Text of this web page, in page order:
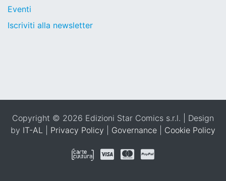
Eventi
Iscriviti alla newsletter
Copyright © 2026 Edizioni Star Comics s.r.l. | Design
by IT-AL Privacy Policy Governance Cookie Policy